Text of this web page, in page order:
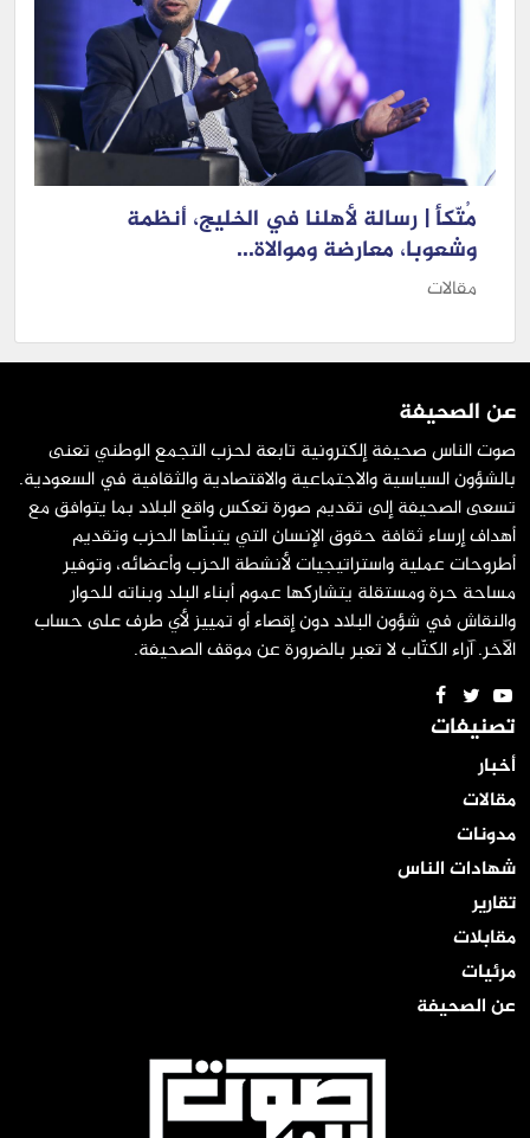
مُتّكأ | رسالة لأهلنا في الخليج، أنظمة
وشعوبا، معارضة وموالاة...
مقالات
عن الصحيفة
صوت الناس صحيفة إلكترونية تابعة لحزب التجمع الوطني تعنى
بالشؤون السياسية والاجتماعية والاقتصادية والثقافية في السعودية.
تسعى الصحيفة إلى تقديم صورة تعكس واقع البلاد بما يتوافق مع
أهداف إرساء ثقافة حقوق الإنسان التي يتبنّاها الحزب وتقديم
أطروحات عملية واستراتيجيات لأنشطة الحزب وأعضائه، وتوفير
مساحة حرة ومستقلة يتشاركها عموم أبناء البلد وبناته للحوار
والنقاش في شؤون البلاد دون إقصاء أو تمييز لأي طرف على حساب
الآخر. آراء الكتّاب لا تعبر بالضرورة عن موقف الصحيفة.
تصنيفات
أخبار
مقالات
مدونات
شهادات الناس
تقارير
مقابلات
مرئيات
عن الصحيفة